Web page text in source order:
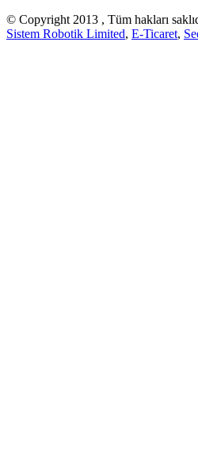
© Copyright 2013 , Tüm hakları
Sistem Robotik Limited, E-Ticaret,